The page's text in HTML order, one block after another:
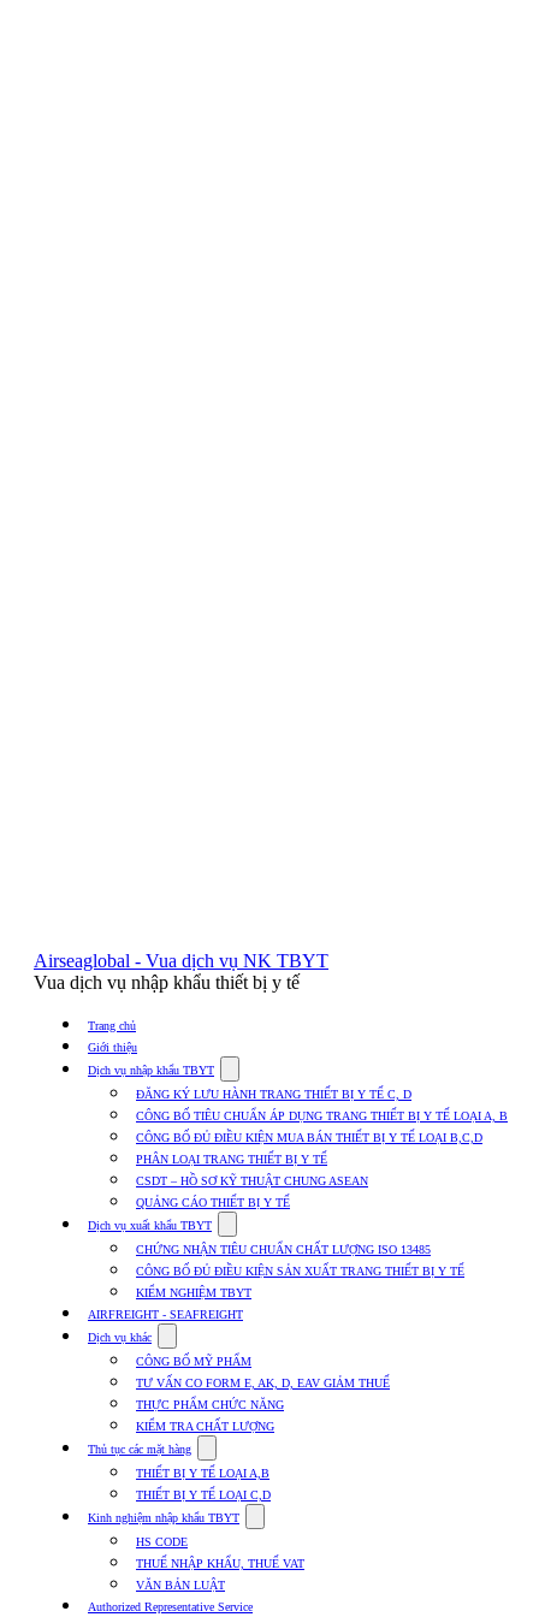
Airseaglobal - Vua dịch vụ NK TBYT
Vua dịch vụ nhập khẩu thiết bị y tế
Trang chủ
Giới thiệu
Dịch vụ nhập khẩu TBYT
submenu
for
Dịch
vụ
nhập
khẩu
TBYT
ĐĂNG KÝ LƯU HÀNH TRANG THIẾT BỊ Y TẾ C, D
CÔNG BỐ TIÊU CHUẨN ÁP DỤNG TRANG THIẾT BỊ Y TẾ LOẠI A, B
CÔNG BỐ ĐỦ ĐIỀU KIỆN MUA BÁN THIẾT BỊ Y TẾ LOẠI B,C,D
PHÂN LOẠI TRANG THIẾT BỊ Y TẾ
CSDT – HỒ SƠ KỸ THUẬT CHUNG ASEAN
QUẢNG CÁO THIẾT BỊ Y TẾ
Dịch vụ xuất khẩu TBYT
submenu
for
Dịch
vụ
xuất
TBYT
CHỨNG NHẬN TIÊU CHUẨN CHẤT LƯỢNG ISO 13485
CÔNG BỐ ĐỦ ĐIỀU KIỆN SẢN XUẤT TRANG THIẾT BỊ Y TẾ
KIỂM NGHIỆM TBYT
AIRFREIGHT - SEAFREIGHT
Dịch vụ khác
submenu
for
Dịch
vụ
khác
CÔNG BỐ MỸ PHẨM
TƯ VẤN CO FORM E, AK, D, EAV GIẢM THUẾ
THỰC PHẨM CHỨC NĂNG
KIỂM TRA CHẤT LƯỢNG
Thủ tục các mặt hàng
submenu
for
Thủ
tục
mặt
hàng
THIẾT BỊ Y TẾ LOẠI A,B
THIẾT BỊ Y TẾ LOẠI C,D
Kinh nghiệm nhập khẩu TBYT
submenu
Kinh
HS CODE
THUẾ NHẬP KHẨU, THUẾ VAT
VĂN BẢN LUẬT
Authorized Representative Service